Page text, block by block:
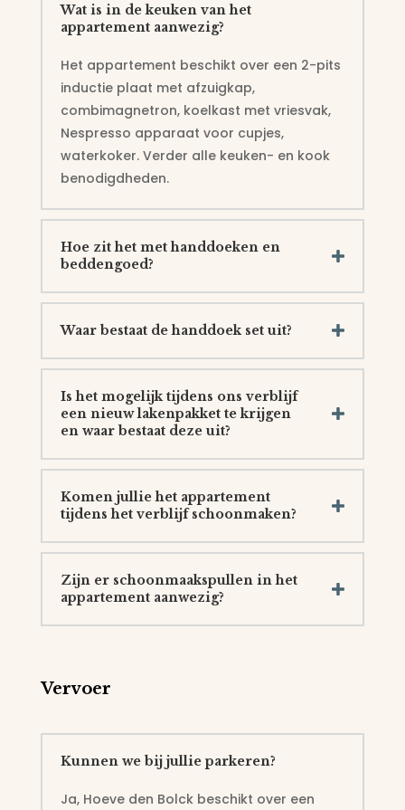
Wat is in de keuken van het
appartement aanwezig?
Het appartement beschikt over een 2-pits
inductie plaat met afzuigkap,
combimagnetron, koelkast met vriesvak,
Nespresso apparaat voor cupjes,
waterkoker. Verder alle keuken- en kook
benodigdheden.
Hoe zit het met handdoeken en
beddengoed?
Waar bestaat de handdoek set uit?
Is het mogelijk tijdens ons verblijf
een nieuw lakenpakket te krijgen
en waar bestaat deze uit?
Komen jullie het appartement
tijdens het verblijf schoonmaken?
Zijn er schoonmaakspullen in het
appartement aanwezig?
Vervoer
Kunnen we bij jullie parkeren?
Ja, Hoeve den Bolck beschikt over een